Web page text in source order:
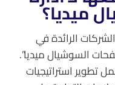
ميديا؟
الرائدة في
السوشيال ميديا”.
تطوير استراتيجيات